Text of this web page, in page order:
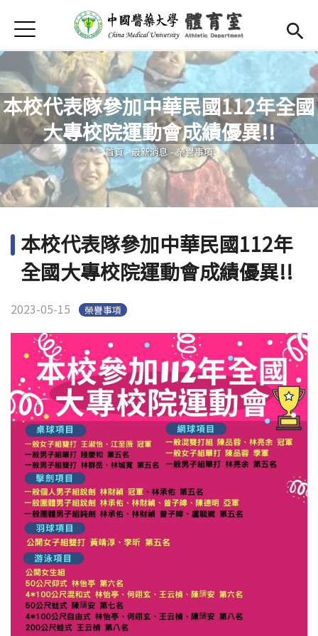
首頁
首頁
簡介
師資陣容
Open submenu (運動場地)
運動場地
活動競賽
Open submenu (獎學金)
獎學金
English
Jump to Navigation
Jump to Main content
本校代表隊參加中華民國112年全國
大專校院運動會成績優異!!
您在這裡
首頁-最新消息- 榮譽事項
本校代表隊參加中華民國112年
全國大專校院運動會成績優異!!
2023-05-15 榮譽事項